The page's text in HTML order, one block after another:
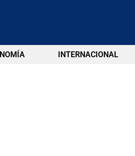
INTERNACIONAL